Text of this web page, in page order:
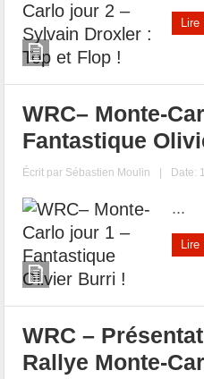
Lire
WRC– Monte-
Fantastique
Écrit par Sébastien Moulin | Date:
...
Lire
WRC –
Rallye Monte-